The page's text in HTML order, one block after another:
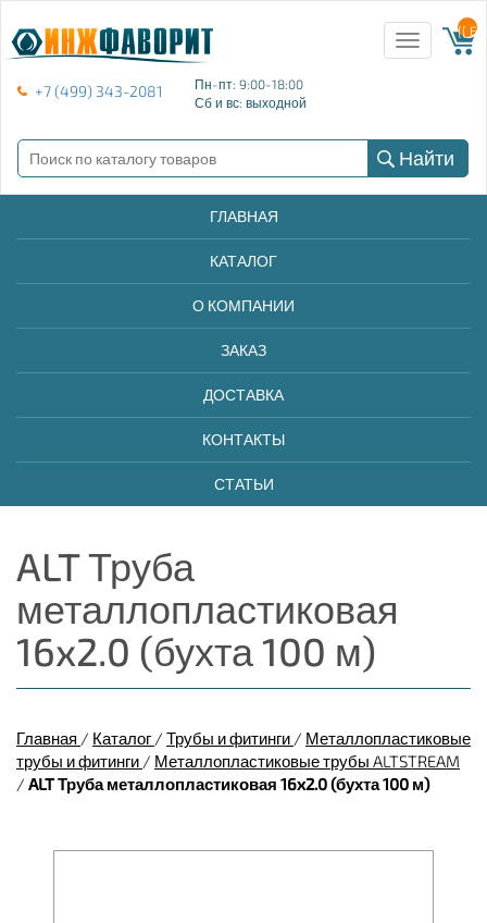
+7 (499) 343-2081
Пн-пт: 9:00-18:00
Сб и вс: выходной
Toggle
navigation
{{
Найти
ГЛАВНАЯ
КАТАЛОГ
О КОМПАНИИ
ЗАКАЗ
ДОСТАВКА
КОНТАКТЫ
СТАТЬИ
ALT Труба
металлопластиковая
16x2.0 (бухта 100 м)
Главная / Каталог / Трубы и фитинги / Металлопластиковые
трубы и фитинги / Металлопластиковые трубы ALTSTREAM
/ ALT Труба металлопластиковая 16x2.0 (бухта 100 м)